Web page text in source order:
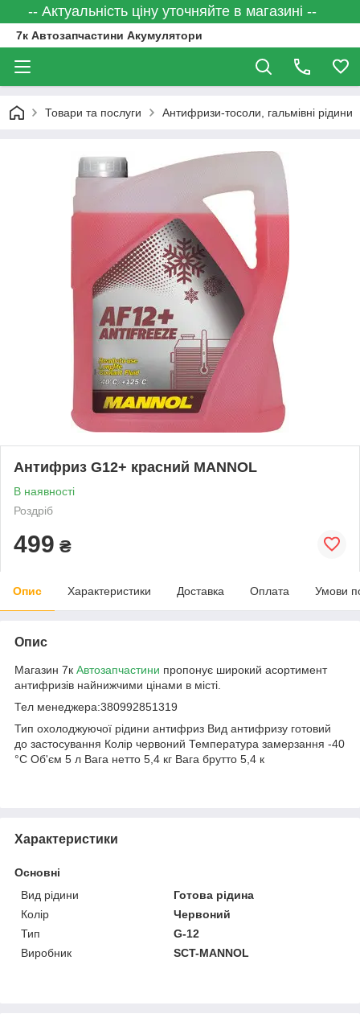
-- Актуальність ціну уточняйте в магазині --
7к Автозапчастини Акумулятори
Товари та послуги Антифризи-тосоли, гальмівні рідини
Антифриз G12+ красний MANNOL
В наявності
Роздріб
499 ₴
Опис Характеристики Доставка Оплата Умови
Опис
Магазин 7к Автозапчастини пропонує широкий асортимент
антифризів найнижчими цінами в місті.
Тел менеджера:380992851319
Тип охолоджуючої рідини антифриз Вид антифризу готовий
до застосування Колір червоний Температура замерзання -40
°C Об'єм 5 л Вага нетто 5,4 кг Вага брутто 5,4 к
Характеристики
Основні
Вид рідини
Готова рідина
Колір
Червоний
Тип
G-12
Виробник
SCT-MANNOL